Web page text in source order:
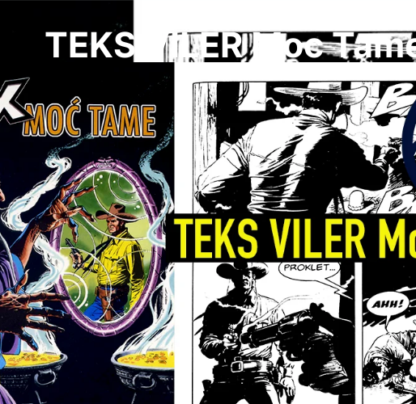
TEKS VILER Moc